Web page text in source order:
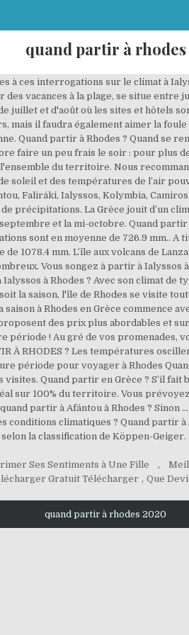
quand partir à rhodes
à ces interrogations sur le climat à
vacances à la plage, se situe
juillet et d'août où les sites et hôtels
mais il faudra également aimer la
Quand partir à Rhodes ? Quand se
faire un peu frais le soir : pour plus
du territoire. Nous
soleil et des températures de l’air
Faliráki, Ialyssos, Kolymbia,
précipitations. La Grèce jouit d’un
et la mi-octobre. Quand
sont en moyenne de 726.9 mm..
1078.4 mm. L’île aux volcans de
Vous songez à partir à
à Rhodes ? Avec son climat de
la saison, l'île de Rhodes se visite
à Rhodes en Grèce commence
des prix plus abordables et
période ! Au gré de vos promenades,
À RHODES ? Les températures
période pour voyager à Rhodes
Quand partir en Grèce ? S’il
sur 100% du territoire. Vous
partir à Afántou à Rhodes ? Sinon
conditions climatiques ? Quand partir
la classification de Köppen-
Ses Sentiments à Une Fille ,
Gratuit Télécharger , Que
quand partir à rhodes 2020